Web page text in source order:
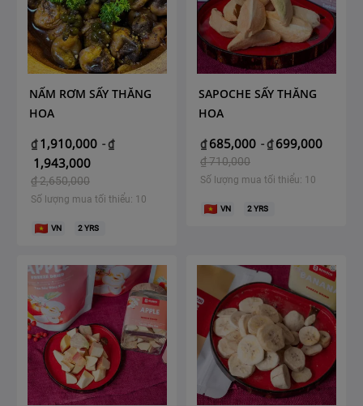
NẤM RƠM SẤY THĂNG
HOA
₫ 1,910,000 -₫
1,943,000
₫2,650,000
Số lượng mua tối thiểu: 10
VN 2YRS
SAPOCHE SẤY THĂNG
HOA
₫ 685,000 -₫ 699,000
₫710,000
Số lượng mua tối thiểu: 10
VN 2YRS